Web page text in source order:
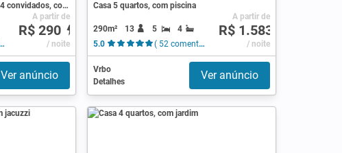
Pousada / Bed and breakfast 4 convidados, com jardim
A partir de
R$ 290
/ noite
Ver anúncio
Casa 5 quartos, com piscina
290m² 13 5
4
5.0
( 52 comentários )
A partir de
R$ 1.583
/ noite
Vrbo
Detalhes
Ver anúncio